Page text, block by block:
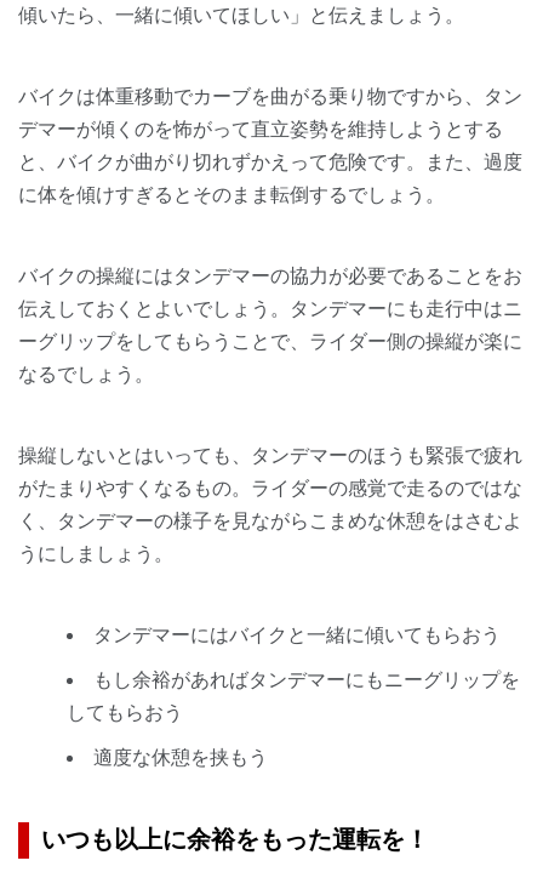
傾いたら、一緒に傾いてほしい」と伝えましょう。
バイクは体重移動でカーブを曲がる乗り物ですから、タン
デマーが傾くのを怖がって直立姿勢を維持しようとする
と、バイクが曲がり切れずかえって危険です。また、過度
に体を傾けすぎるとそのまま転倒するでしょう。
バイクの操縦にはタンデマーの協力が必要であることをお
伝えしておくとよいでしょう。タンデマーにも走行中はニ
ーグリップをしてもらうことで、ライダー側の操縦が楽に
なるでしょう。
操縦しないとはいっても、タンデマーのほうも緊張で疲れ
がたまりやすくなるもの。ライダーの感覚で走るのではな
く、タンデマーの様子を見ながらこまめな休憩をはさむよ
うにしましょう。
タンデマーにはバイクと一緒に傾いてもらおう
もし余裕があればタンデマーにもニーグリップを
してもらおう
適度な休憩を挟もう
いつも以上に余裕をもった運転を！